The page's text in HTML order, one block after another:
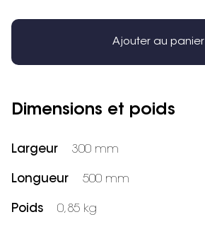
Ajouter au panier
Dimensions et poids
Largeur 300 mm
Longueur 500 mm
Poids 0,85 kg